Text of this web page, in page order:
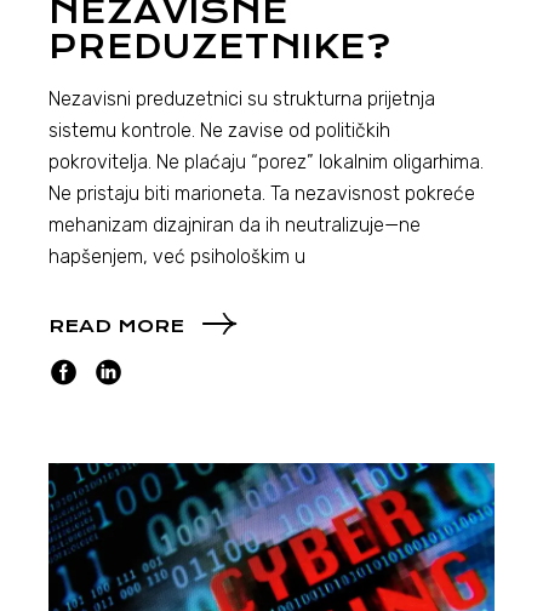
NEZAVISNE
PREDUZETNIKE?
Nezavisni preduzetnici su strukturna prijetnja
sistemu kontrole. Ne zavise od političkih
pokrovitelja. Ne plaćaju “porez” lokalnim oligarhima.
Ne pristaju biti marioneta. Ta nezavisnost pokreće
mehanizam dizajniran da ih neutralizuje—ne
hapšenjem, već psihološkim u
READ MORE